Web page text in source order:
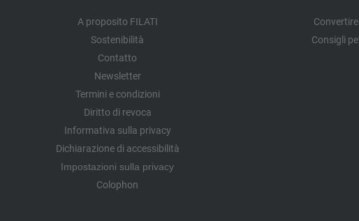
A proposito FILATI
Sostenibilità
Contatto
Newsletter
Termini e condizioni
Diritto di revoca
Informativa sulla privacy
Dichiarazione di accessibilità
Impostazioni sulla privacy
Colophon
Consigli